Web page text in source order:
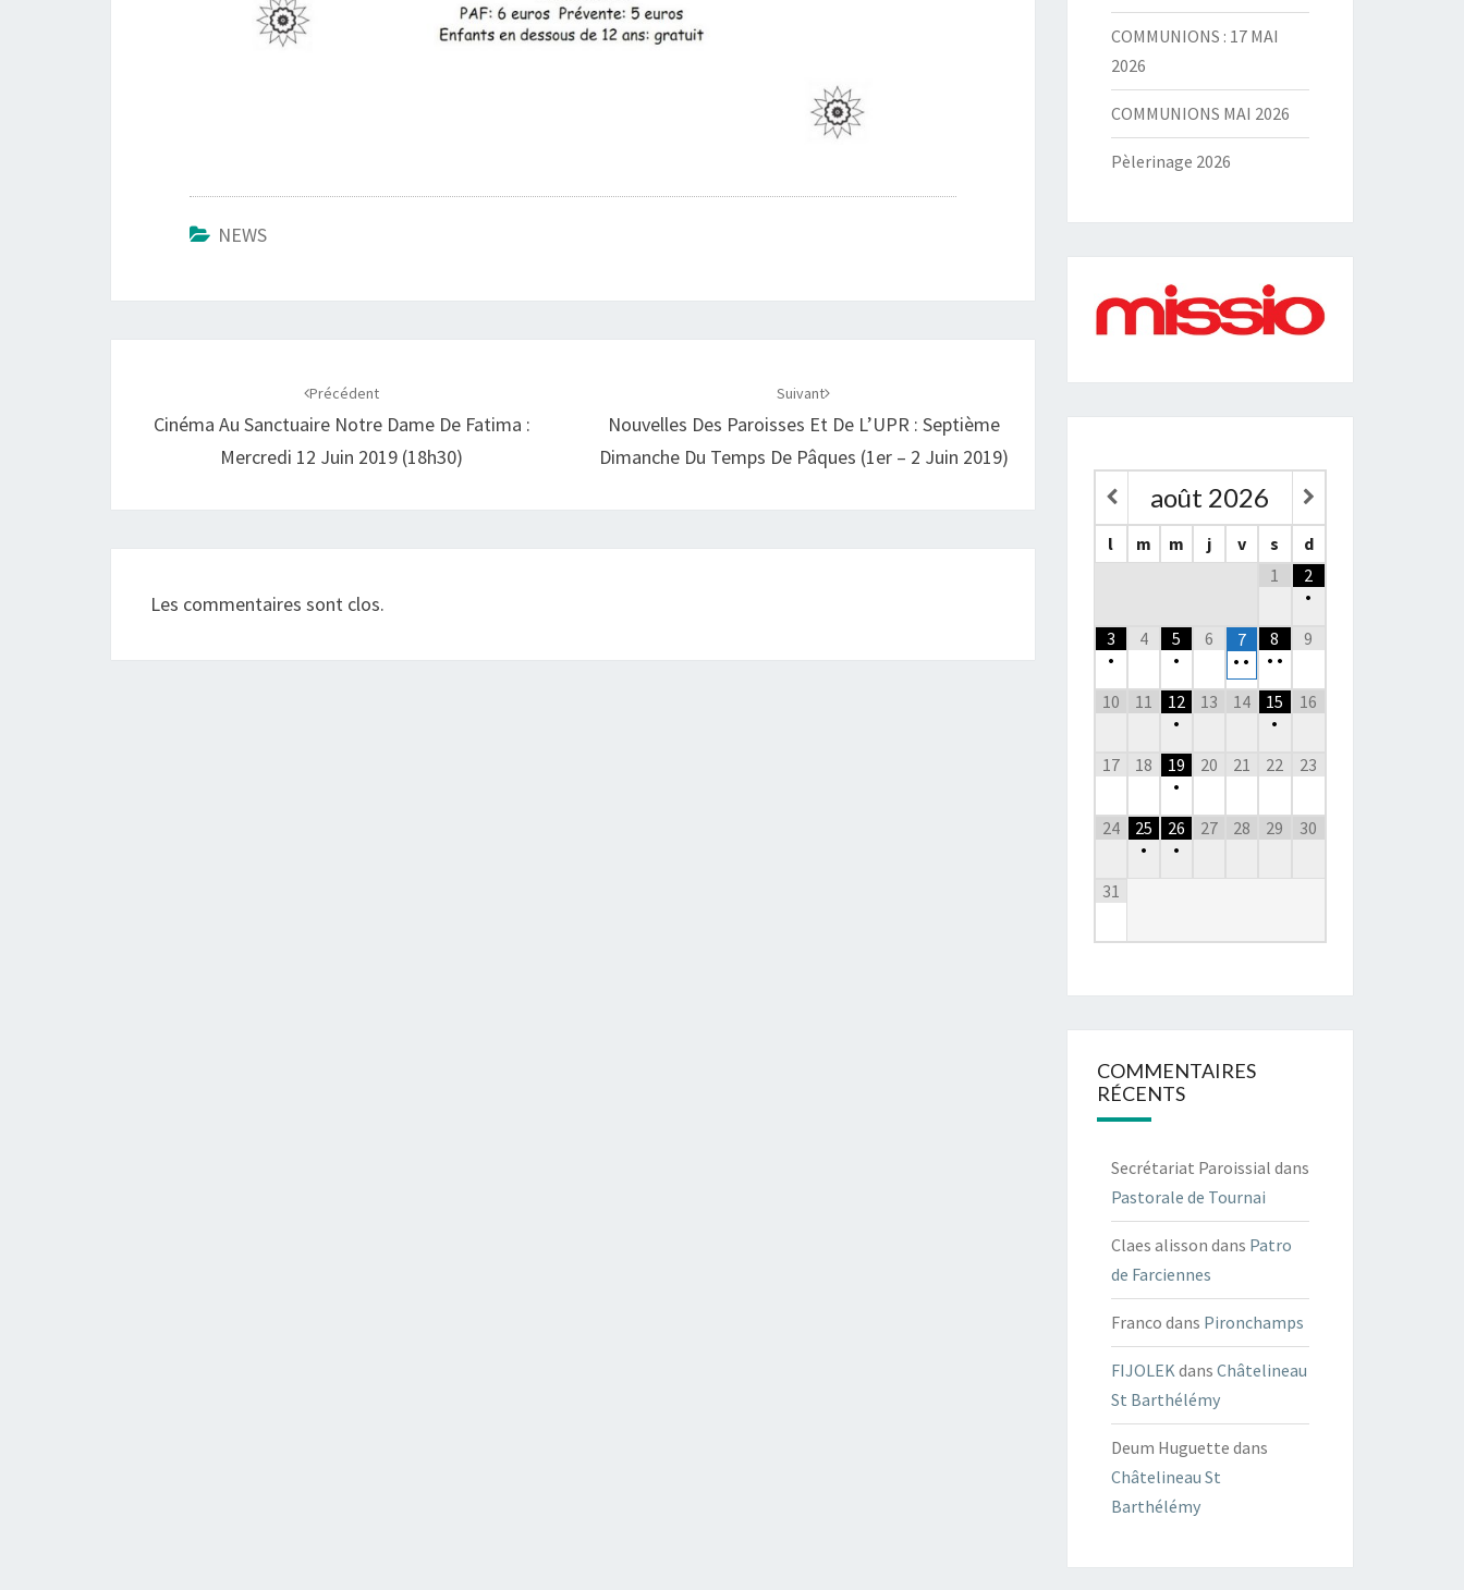
NEWS
Précédent
Cinéma Au Sanctuaire Notre Dame De Fatima :
Mercredi 12 Juin 2019 (18h30)
Suivant
Nouvelles Des Paroisses Et De L’UPR : Septième
Dimanche Du Temps De Pâques (1er – 2 Juin 2019)
Les commentaires sont clos.
COMMUNIONS : 17 MAI
2026
COMMUNIONS MAI 2026
Pèlerinage 2026
août 2026
l m m j v s
d
1
2
•
3
•
4
5
•
6
7
• •
8
• •
9
10 11
12
•
13 14
15
•
16
17 18
19
•
20 21 22 23
24
25
•
26
•
27 28 29 30
31
COMMENTAIRES
RÉCENTS
Secrétariat Paroissial dans
Pastorale de Tournai
Claes alisson dans Patro
de Farciennes
Franco dans Pironchamps
FIJOLEK dans Châtelineau
St Barthélémy
Deum Huguette dans
Châtelineau St
Barthélémy